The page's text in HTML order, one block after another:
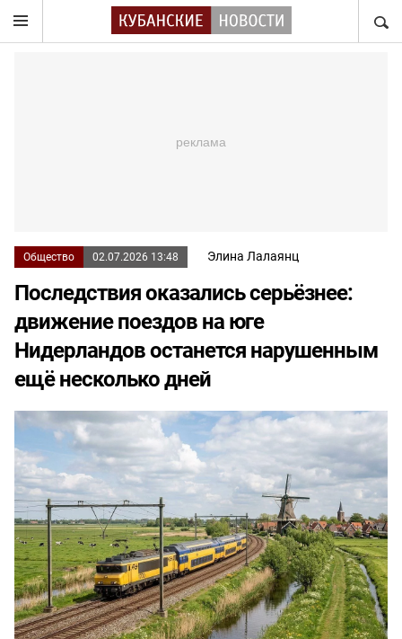
Общество 02.07.2026 13:48 Элина Лалаянц
Последствия оказались серьёзнее:
движение поездов на юге
Нидерландов останется нарушенным
ещё несколько дней